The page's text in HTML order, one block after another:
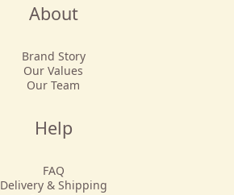
About
Brand Story
Our Values
Our Team
Help
FAQ
Delivery & Shipping